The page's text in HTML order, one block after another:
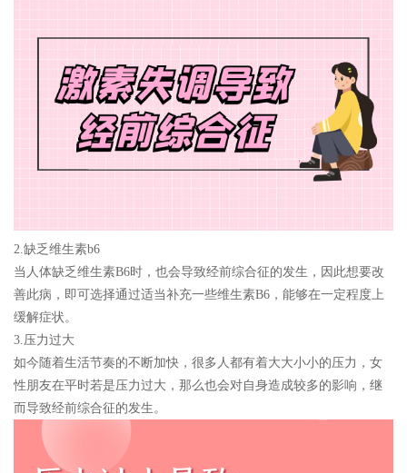
2.缺乏维生素b6
当人体缺乏维生素B6时，也会导致经前综合征的发生，因此想要改
善此病，即可选择通过适当补充一些维生素B6，能够在一定程度上
缓解症状。
3.压力过大
如今随着生活节奏的不断加快，很多人都有着大大小小的压力，女
性朋友在平时若是压力过大，那么也会对自身造成较多的影响，继
而导致经前综合征的发生。